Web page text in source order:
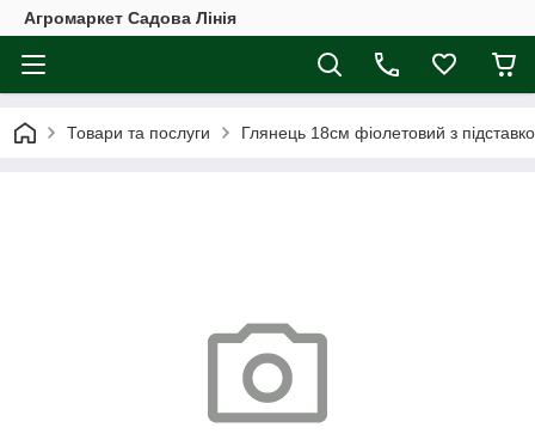
Агромаркет Садова Лінія
Товари та послуги Глянець 18см фіолетовий з